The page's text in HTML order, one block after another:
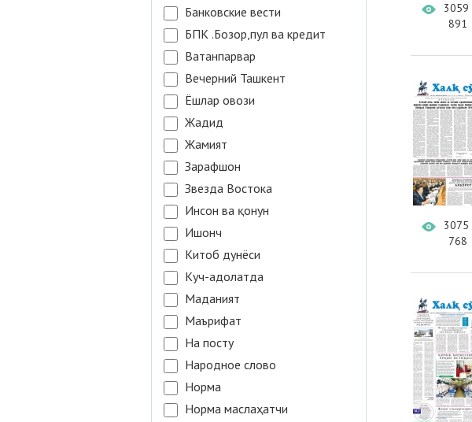
3059
891
3075
768
Банковские вести
БПК .Бозор,пул ва кредит
Ватанпарвар
Вечерний Ташкент
Ёшлар овози
Жадид
Жамият
Зарафшон
Звезда Востока
Инсон ва қонун
Ишонч
Китоб дунёси
Куч-адолатда
Маданият
Маърифат
На посту
Народное слово
Норма
Норма маслаҳатчи